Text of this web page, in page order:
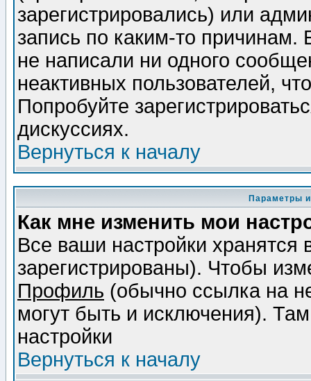
зарегистрировались) или
запись по каким-то
не написали ни одного
неактивных пользователей,
Попробуйте
дискуссиях.
Вернуться к началу
Параметры
Как мне изменить мои
Все ваши настройки
зарегистрированы). Чтобы
Профиль (обычно ссылка на
могут быть и исключения).
настройки
Вернуться к началу